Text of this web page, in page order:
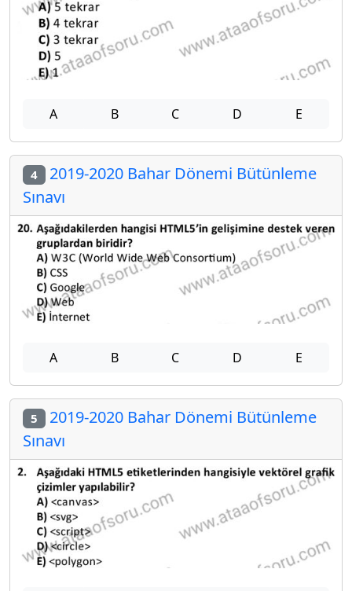
A B C D E
4 2019-2020 Bahar Dönemi Bütünleme
Sınavı
A B C D E
5 2019-2020 Bahar Dönemi Bütünleme
Sınavı